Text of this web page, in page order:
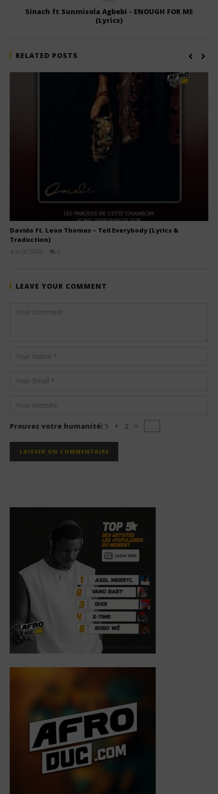
Sinach ft Sunmisola Agbebi - ENOUGH FOR ME
(Lyrics)
RELATED POSTS
Davido ft. Leon Thomas – Tell Everybody (Lyrics &
Traduction)
4 août 2026
0
LEAVE YOUR COMMENT
Prouvez votre humanité: 5 + 2 =